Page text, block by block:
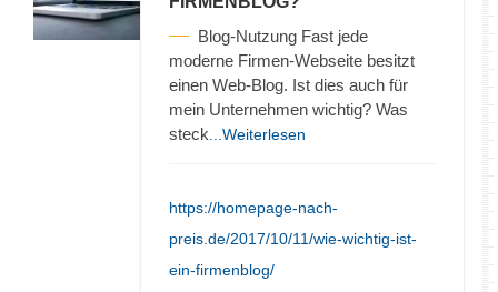
Blog-Nutzung Fast jede
moderne Firmen-Webseite besitzt
einen Web-Blog. Ist dies auch für
mein Unternehmen wichtig? Was
steck ...Weiterlesen
https://homepage-nach-
preis.de/2017/10/11/wie-wichtig-ist-
ein-firmenblog/